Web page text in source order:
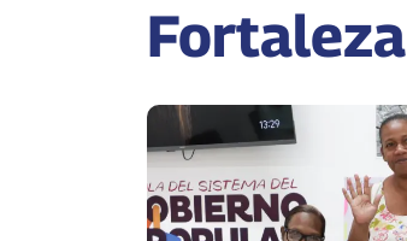
Fortaleza